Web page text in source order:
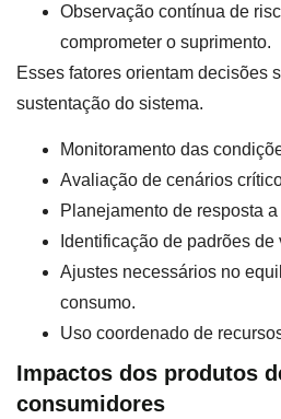
Observação contínua de
comprometer o suprimento.
Esses fatores orientam decisões
sustentação do sistema.
Monitoramento das
Avaliação de cenários
Planejamento de resposta
Identificação de padrões
Ajustes necessários no
consumo.
Uso coordenado de
Impactos dos produtos
consumidores